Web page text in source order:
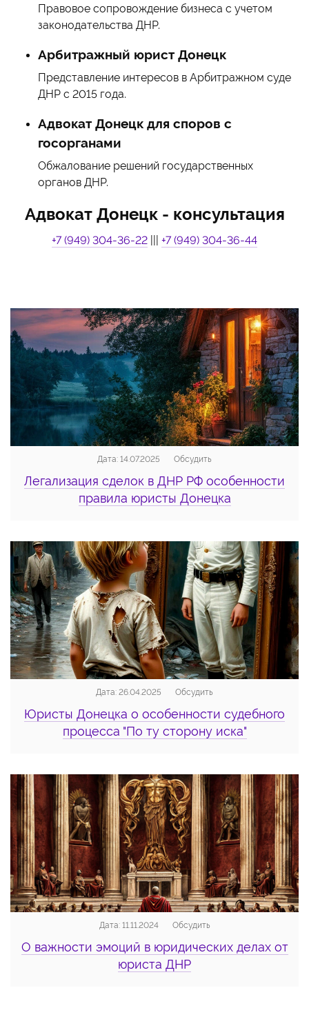
Правовое сопровождение бизнеса с учетом
законодательства ДНР.
Арбитражный юрист Донецк
Представление интересов в Арбитражном суде
ДНР с 2015 года.
Адвокат Донецк для споров с
госорганами
Обжалование решений государственных
органов ДНР.
Адвокат Донецк - консультация
+7 (949) 304-36-22 +7 (949) 304-36-44
Дата: 14.07.2025 Обсудить
Легализация сделок в ДНР РФ особенности
правила юристы Донецка
Дата: 26.04.2025 Обсудить
Юристы Донецка о особенности судебного
процесса "По ту сторону иска"
Дата: 11.11.2024 Обсудить
О важности эмоций в юридических делах от
юриста ДНР